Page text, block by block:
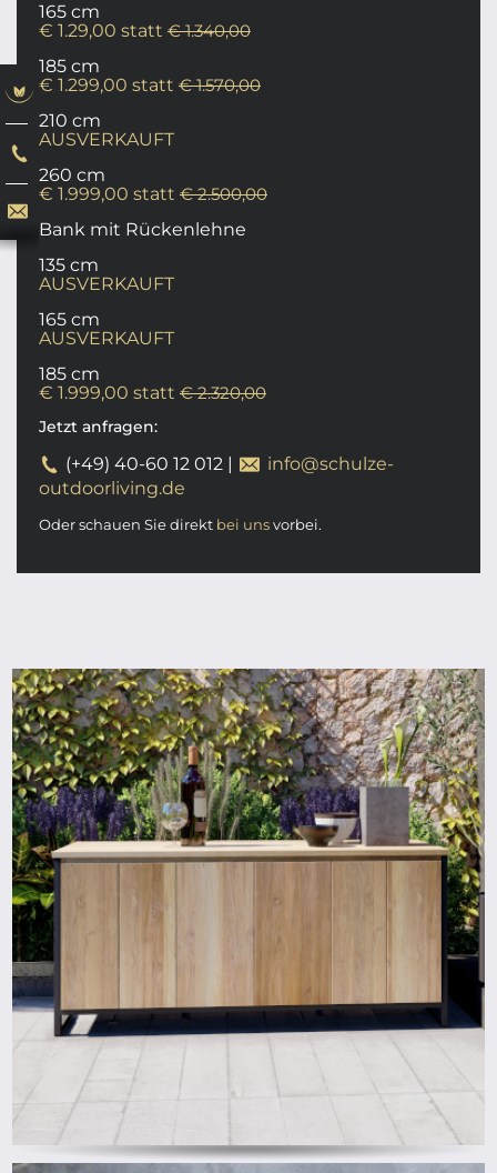
165 cm
€ 1.29,00 statt € 1.340,00
185 cm
€ 1.299,00 statt € 1.570,00
210 cm
AUSVERKAUFT
260 cm
€ 1.999,00 statt € 2.500,00
Bank mit Rückenlehne
135 cm
AUSVERKAUFT
165 cm
AUSVERKAUFT
185 cm
€ 1.999,00 statt € 2.320,00
Jetzt anfragen:
(+49) 40-60 12 012 |
info@schulze-
outdoorliving.de
Oder schauen Sie direkt bei unsvorbei.